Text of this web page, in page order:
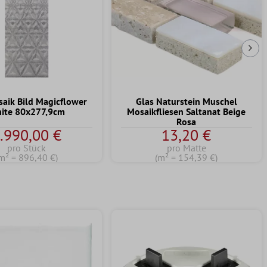
Bild Magicflower
80x277,9cm
€
pro Stück
= 896,40 €)
Glas Naturstein Muschel
Mosaikfliesen Saltanat Beige
Rosa
13,20 €
pro Matte
(m² = 154,39 €)